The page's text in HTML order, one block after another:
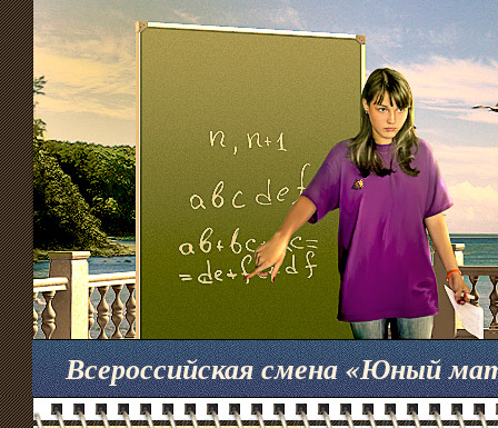
Всероссийская смена «Юный